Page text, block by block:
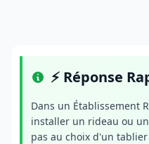
⚡ Réponse
Dans un Établissement
installer un rideau ou
pas au choix d'un